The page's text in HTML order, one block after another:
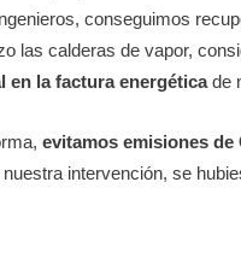
conseguimos
las calderas de vapor,
en la factura energéticade
evitamos emisiones de
intervención, se